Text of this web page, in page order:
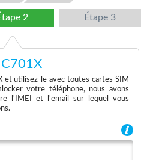
2 Étape 3
et utilisez-le avec toutes cartes SIM
votre téléphone, nous avons
l'IMEI et l'email sur lequel vous